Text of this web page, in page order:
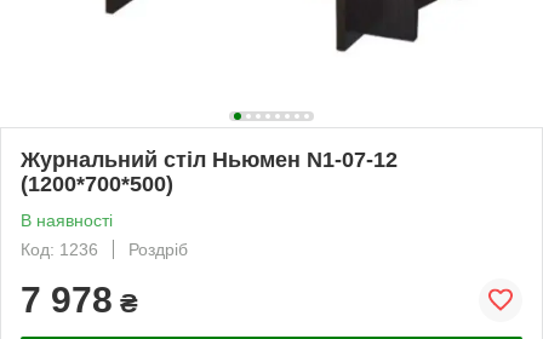
Журнальний стіл Ньюмен N1-07-12
(1200*700*500)
В наявності
Код: 1236
Роздріб
7 978 ₴